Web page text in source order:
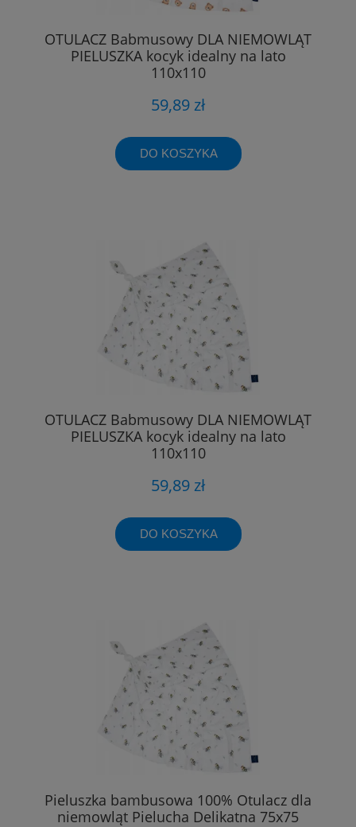
OTULACZ Babmusowy DLA NIEMOWLĄT
PIELUSZKA kocyk idealny na lato
110x110
59,89 zł
DO KOSZYKA
OTULACZ Babmusowy DLA NIEMOWLĄT
PIELUSZKA kocyk idealny na lato
110x110
59,89 zł
DO KOSZYKA
Pieluszka bambusowa 100% Otulacz dla
niemowląt Pielucha Delikatna 75x75